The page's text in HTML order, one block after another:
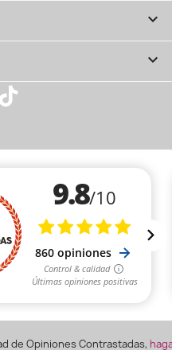


de Opiniones Contrastadas,